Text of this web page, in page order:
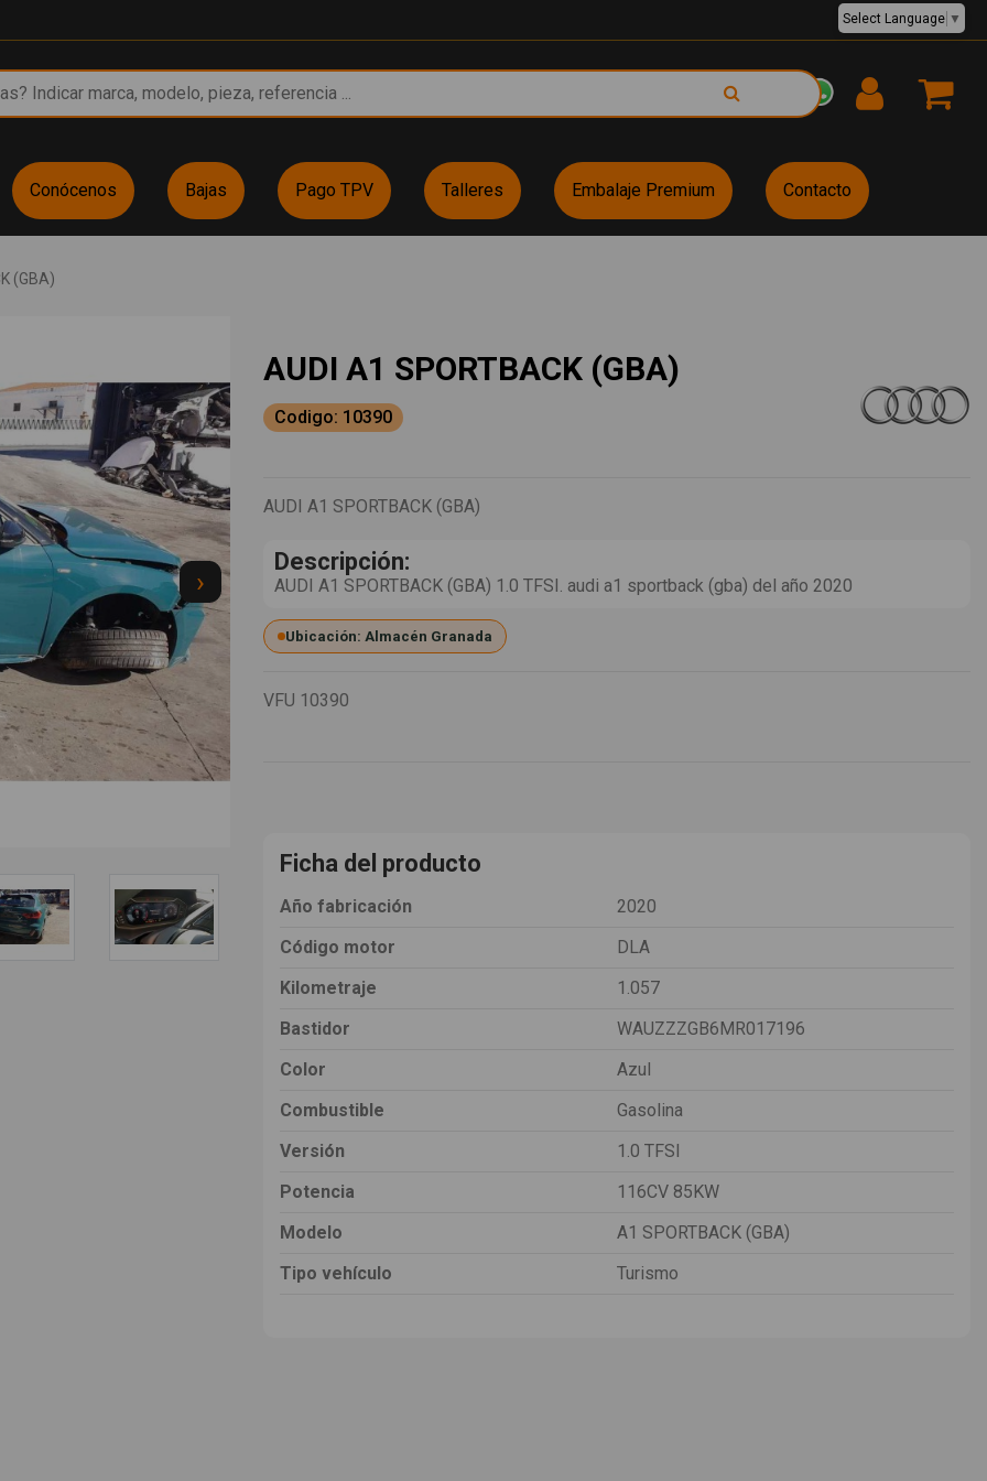
EUR €
Select Language ▼
Conócenos Bajas Pago TPV Talleres Embalaje Premium Contacto
(GBA)
›
AUDI A1 SPORTBACK (GBA)
Codigo: 10390
AUDI A1 SPORTBACK (GBA)
Descripción:
AUDI A1 SPORTBACK (GBA) 1.0 TFSI. audi a1 sportback (gba) del año 2020
Ubicación: Almacén Granada
VFU 10390
Ficha del producto
Año fabricación
2020
Código motor
DLA
Kilometraje
1.057
Bastidor
WAUZZZGB6MR017196
Color
Azul
Combustible
Gasolina
Versión
1.0 TFSI
Potencia
116CV 85KW
Modelo
A1 SPORTBACK (GBA)
Tipo vehículo
Turismo